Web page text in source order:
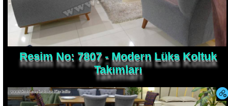
Resim No: 7807 - Modern Lüks Koltuk
Takımları